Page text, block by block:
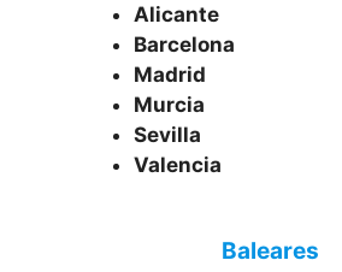
Alicante
Barcelona
Madrid
Murcia
Sevilla
Valencia
Baleares